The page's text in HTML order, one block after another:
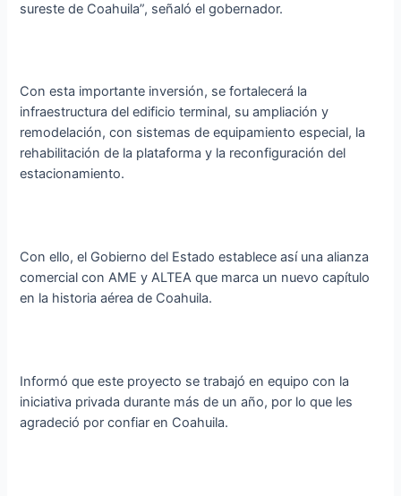
sureste de Coahuila”, señaló el gobernador.
Con esta importante inversión, se fortalecerá la
infraestructura del edificio terminal, su ampliación y
remodelación, con sistemas de equipamiento especial, la
rehabilitación de la plataforma y la reconfiguración del
estacionamiento.
Con ello, el Gobierno del Estado establece así una alianza
comercial con AME y ALTEA que marca un nuevo capítulo
en la historia aérea de Coahuila.
Informó que este proyecto se trabajó en equipo con la
iniciativa privada durante más de un año, por lo que les
agradeció por confiar en Coahuila.